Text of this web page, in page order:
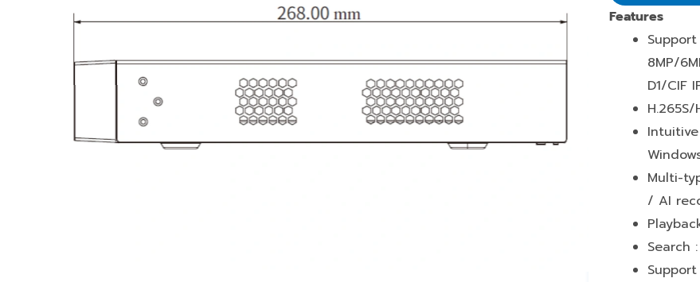
Features
8MP/
D1/CIF
Multi-
/ AI
Search